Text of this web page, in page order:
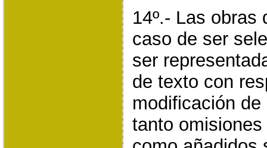
14º.- Las
caso de ser
ser
de texto con
modificación
tanto omisiones